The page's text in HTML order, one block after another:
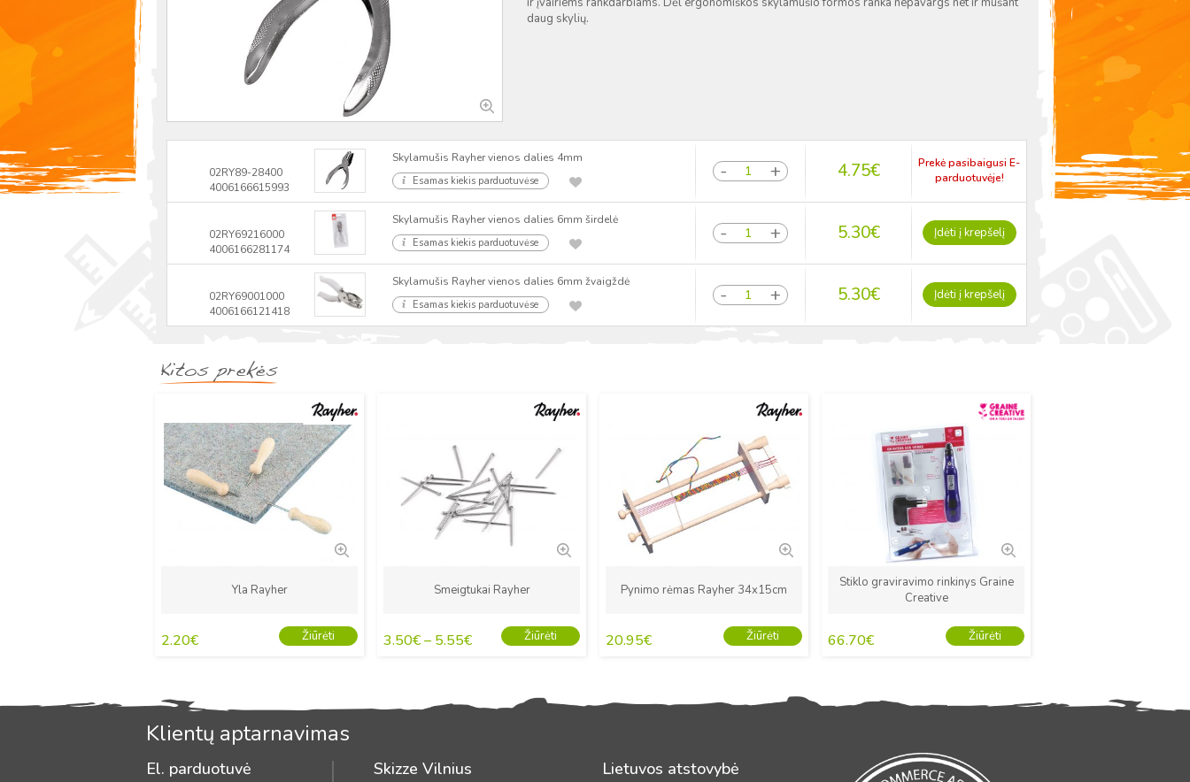
daug skylių.
02RY89-28400
4006166615993
Skylamušis Rayher vienos dalies 4mm
Esamas kiekis parduotuvėse 4.75€
Prekė pasibaigusi E-
parduotuvėje!
02RY69216000
4006166281174
Skylamušis Rayher vienos dalies 6mm širdelė
Esamas kiekis parduotuvėse 5.30€ Įdėti į krepšelį
02RY69001000
4006166121418
Skylamušis Rayher vienos dalies 6mm žvaigždė
Esamas kiekis parduotuvėse 5.30€ Įdėti į krepšelį
Kitos prekės
Yla Rayher
2.20€ Žiūrėti
Smeigtukai Rayher
3.50€– 5.55€ Žiūrėti
Pynimo rėmas Rayher 34x15cm
20.95€ Žiūrėti
Stiklo graviravimo rinkinys Graine
Creative
66.70€ Žiūrėti
Klientų aptarnavimas
El. parduotuvė Skizze Vilnius Lietuvos atstovybė